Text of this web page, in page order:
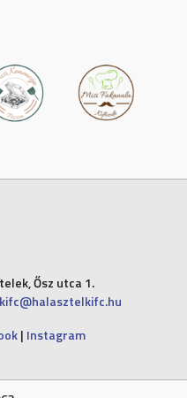
Ősz utca 1.
| Instagram